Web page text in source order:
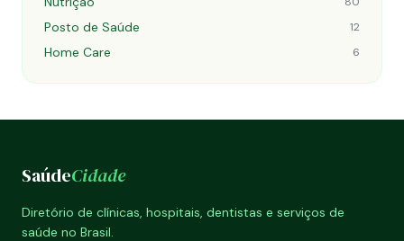
Posto de Saúde 12
Home Care 6
SaúdeCidade
Diretório de clínicas, hospitais, dentistas e serviços de
saúde no Brasil.